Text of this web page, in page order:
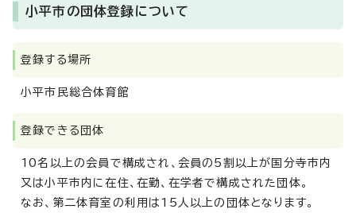
小平市の団体登録について
登録する場所
小平市民総合体育館
登録できる団体
10名以上の会員で構成され、会員の5割以上が国分寺市内
又は小平市内に在住、在勤、在学者で構成された団体。
なお、第二体育室の利用は15人以上の団体となります。